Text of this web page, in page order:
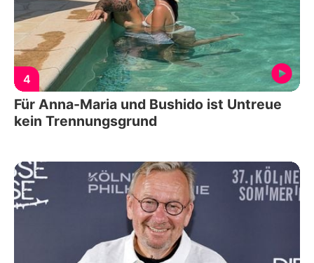
4
Für Anna-Maria und Bushido ist Untreue
kein Trennungsgrund